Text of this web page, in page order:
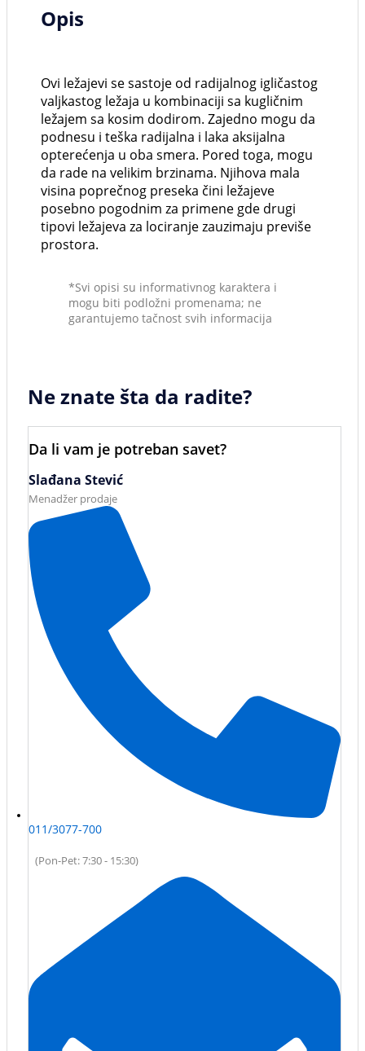
Opis
Ovi ležajevi se sastoje od radijalnog igličastog
valjkastog ležaja u kombinaciji sa kugličnim
ležajem sa kosim dodirom. Zajedno mogu da
podnesu i teška radijalna i laka aksijalna
opterećenja u oba smera. Pored toga, mogu
da rade na velikim brzinama. Njihova mala
visina poprečnog preseka čini ležajeve
posebno pogodnim za primene gde drugi
tipovi ležajeva za lociranje zauzimaju previše
prostora.
*Svi opisi su informativnog karaktera i
mogu biti podložni promenama; ne
garantujemo tačnost svih informacija
Ne znate šta da radite?
Da li vam je potreban savet?
Slađana Stević
Menadžer prodaje
011/3077-700
(Pon-Pet: 7:30 - 15:30)